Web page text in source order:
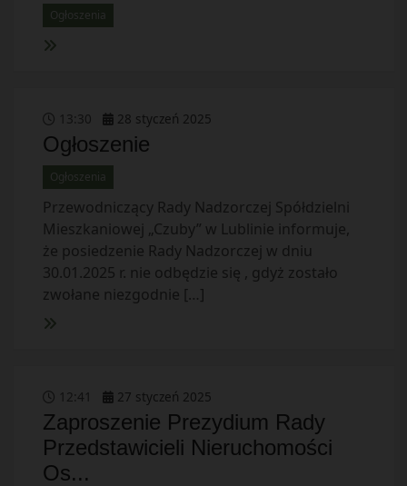
Ogłoszenia
13 30 28 styczeń 2025
Ogłoszenie
Ogłoszenia
Przewodniczący Rady Nadzorczej Spółdzielni
Mieszkaniowej „Czuby” w Lublinie informuje,
że posiedzenie Rady Nadzorczej w dniu
30.01.2025 r. nie odbędzie się , gdyż zostało
zwołane niezgodnie […]
12 41 27 styczeń 2025
Zaproszenie Prezydium Rady
Przedstawicieli Nieruchomości
Os...